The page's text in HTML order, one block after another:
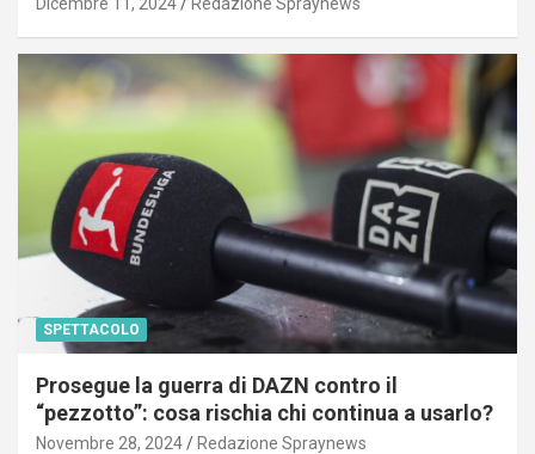
SPETTACOLO
Prosegue la guerra di DAZN contro il
“pezzotto”: cosa rischia chi continua a usarlo?
Novembre 28, 2024 Redazione Spraynews